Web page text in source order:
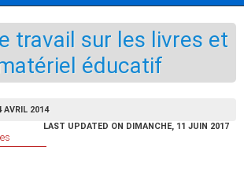
travail sur les livres et
éducatif
AVRIL 2014
LAST UPDATED ON DIMANCHE, 11 JUIN 2017